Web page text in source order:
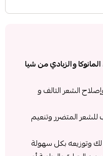
والزبادي من شيا
الشعر التالف و
المتضرر وتنعيم
لك وتوزيعه بكل سهولة